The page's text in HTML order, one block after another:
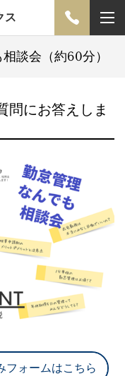
ス
談会（約60分）
問にお答えしま
フォームはこちら